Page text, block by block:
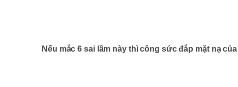
Nếu mắc 6 sai lầm này thì công sức đắp mặt nạ